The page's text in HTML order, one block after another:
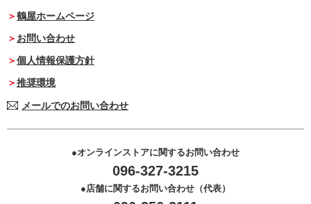
鶴屋ホームページ
お問い合わせ
個人情報保護方針
推奨環境
メールでのお問い合わせ
オンラインストアに関するお問い合わせ
096-327-3215
店舗に関するお問い合わせ（代表）